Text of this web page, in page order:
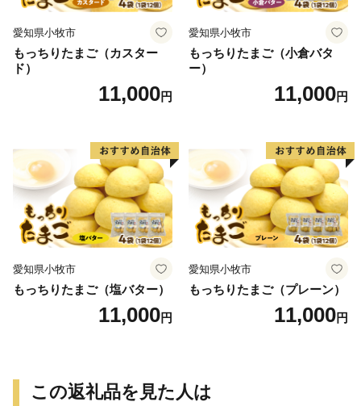
愛知県小牧市
もっちりたまご（カスター
ド）
11,000円
愛知県小牧市
もっちりたまご（小倉バタ
ー）
11,000円
愛知県小牧市
もっちりたまご（塩バター）
11,000円
愛知県小牧市
もっちりたまご（プレーン）
11,000円
この返礼品を見た人は